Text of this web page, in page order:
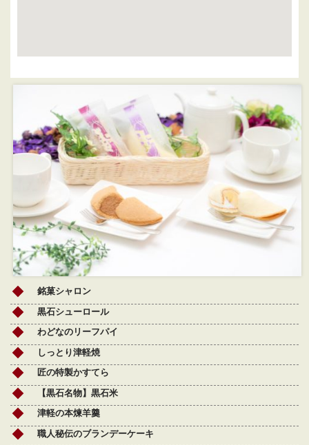
銘菓シャロン
黒石シューロール
わどなのリーフパイ
しっとり津軽焼
匠の特製かすてら
【黒石名物】黒石米
津軽の本煉羊羹
職人秘伝のブランデーケーキ